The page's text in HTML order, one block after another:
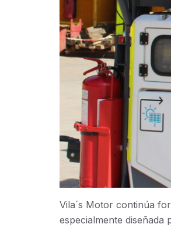
Vila´s Motor continúa
especialmente